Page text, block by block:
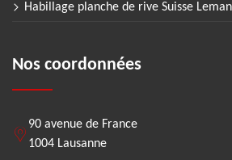
Habillage planche de rive Suisse
Nos coordonnées
90 avenue de France
1004 Lausanne